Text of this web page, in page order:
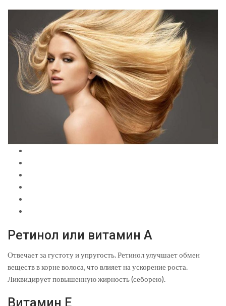
Ретинол или витамин А
Отвечает за густоту и упругость. Ретинол улучшает обмен
веществ в корне волоса, что влияет на ускорение роста.
Ликвидирует повышенную жирность (себорею).
Витамин Е